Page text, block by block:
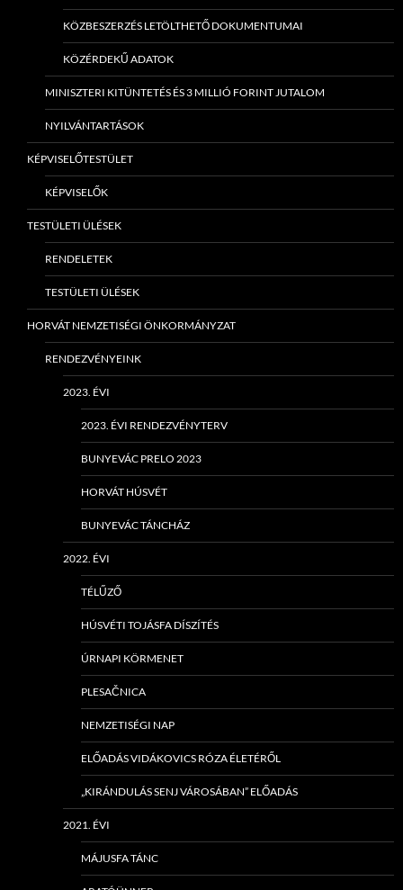
KÖZBESZERZÉS LETÖLTHETŐ DOKUMENTUMAI
KÖZÉRDEKŰ ADATOK
MINISZTERI KITÜNTETÉS ÉS 3 MILLIÓ FORINT JUTALOM
NYILVÁNTARTÁSOK
KÉPVISELŐTESTÜLET
KÉPVISELŐK
TESTÜLETI ÜLÉSEK
RENDELETEK
TESTÜLETI ÜLÉSEK
HORVÁT NEMZETISÉGI ÖNKORMÁNYZAT
RENDEZVÉNYEINK
2023. ÉVI
2023. ÉVI RENDEZVÉNYTERV
BUNYEVÁC PRELO 2023
HORVÁT HÚSVÉT
BUNYEVÁC TÁNCHÁZ
2022. ÉVI
TÉLŰZŐ
HÚSVÉTI TOJÁSFA DÍSZÍTÉS
ÚRNAPI KÖRMENET
PLESAČNICA
NEMZETISÉGI NAP
ELŐADÁS VIDÁKOVICS RÓZA ÉLETÉRŐL
„KIRÁNDULÁS SENJ VÁROSÁBAN” ELŐADÁS
2021. ÉVI
MÁJUSFA TÁNC